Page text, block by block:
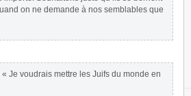
on ne demande à nos semblables que
Je voudrais mettre les Juifs du monde en